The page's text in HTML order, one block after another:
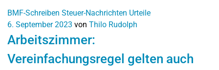
BMF-Schreiben Steuer-Nachrichten Urteile
6. September 2023 von Thilo Rudolph
Arbeitszimmer:
Vereinfachungsregel gelten auch